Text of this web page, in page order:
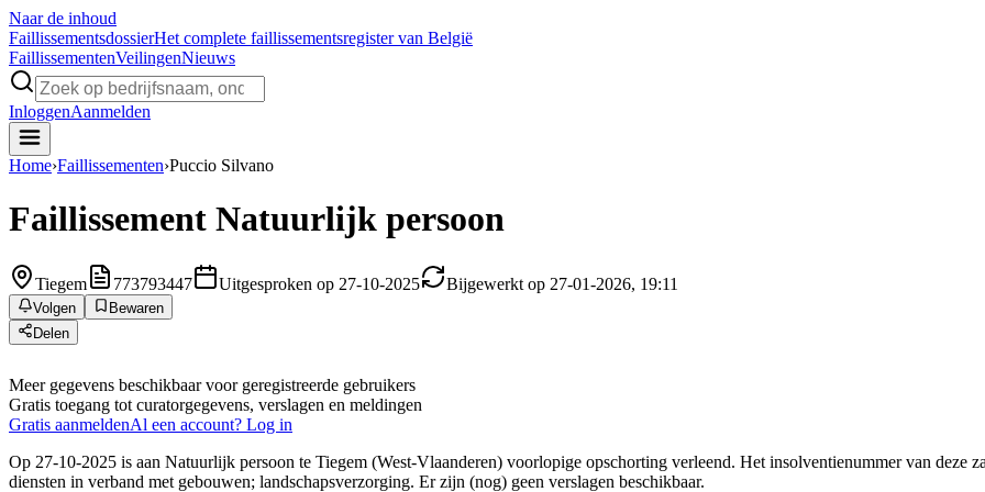
Naar de inhoud
FaillissementsdossierHet complete faillissementsregister van België
FaillissementenVeilingenNieuws
InloggenAanmelden
Home›Faillissementen›Puccio Silvano
Faillissement Natuurlijk persoon
Tiegem 773793447 Uitgesproken op 27-10-2025 Bijgewerkt op 27-01-2026, 19:11
Volgen
Bewaren
Delen
Meer gegevens beschikbaar voor geregistreerde gebruikers
Gratis toegang tot curatorgegevens, verslagen en meldingen
Gratis aanmeldenAl een account? Log in
Op 27-10-2025 is aan Natuurlijk persoon te Tiegem (West-Vlaanderen) voorlopige opschorting verleend. Het insolventienummer van
diensten in verband met gebouwen; landschapsverzorging. Er zijn (nog) geen verslagen beschikbaar.